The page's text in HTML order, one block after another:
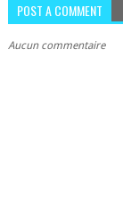
POST A COMMENT
Aucun commentaire